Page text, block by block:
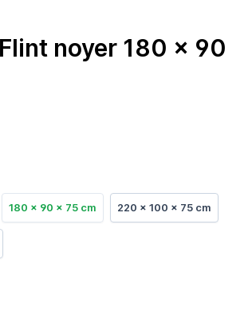
noyer 180 x 90
180 x 90 x 75 cm 220 x 100 x 75 cm